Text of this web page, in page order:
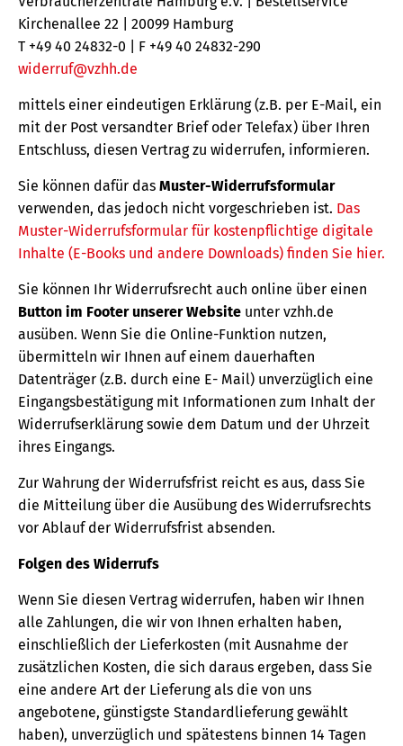
Kirchenallee 22 | 20099 Hamburg
T +49 40 24832-0 | F +49 40 24832-290
widerruf@vzhh.de
mittels einer eindeutigen Erklärung (z.B. per E-Mail, ein
mit der Post versandter Brief oder Telefax) über Ihren
Entschluss, diesen Vertrag zu widerrufen, informieren.
Sie können dafür das Muster-Widerrufsformular
verwenden, das jedoch nicht vorgeschrieben ist. Das
Muster-Widerrufsformular für kostenpflichtige digitale
Inhalte (E-Books und andere Downloads) finden Sie hier.
Sie können Ihr Widerrufsrecht auch online über einen
Button im Footer unserer Website unter vzhh.de
ausüben. Wenn Sie die Online-Funktion nutzen,
übermitteln wir Ihnen auf einem dauerhaften
Datenträger (z.B. durch eine E- Mail) unverzüglich eine
Eingangsbestätigung mit Informationen zum Inhalt der
Widerrufserklärung sowie dem Datum und der Uhrzeit
ihres Eingangs.
Zur Wahrung der Widerrufsfrist reicht es aus, dass Sie
die Mitteilung über die Ausübung des Widerrufsrechts
vor Ablauf der Widerrufsfrist absenden.
Folgen des Widerrufs
Wenn Sie diesen Vertrag widerrufen, haben wir Ihnen
alle Zahlungen, die wir von Ihnen erhalten haben,
einschließlich der Lieferkosten (mit Ausnahme der
zusätzlichen Kosten, die sich daraus ergeben, dass Sie
eine andere Art der Lieferung als die von uns
angebotene, günstigste Standardlieferung gewählt
haben), unverzüglich und spätestens binnen 14 Tagen